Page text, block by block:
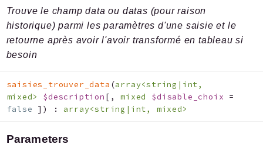
Trouve le champ data ou datas (pour raison
historique) parmi les paramètres d'une saisie et le
retourne après avoir l'avoir transformé en tableau si
besoin
saisies_trouver_data (array<string|int,
mixed> $description [ ,mixed $disable_choix =
false ] ) : array<string|int, mixed>
Parameters